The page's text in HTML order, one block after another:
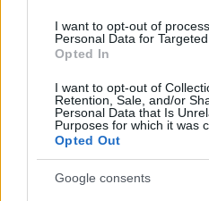
I want to opt-out of
Personal Data for Targeted
Opted In
I want to opt-out of
Retention, Sale, and/or
Personal Data that Is
Purposes for which it was
Opted Out
Google consents